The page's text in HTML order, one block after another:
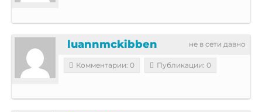
не в сети давно
luannmckibben
Комментарии: 0 Публикации: 0